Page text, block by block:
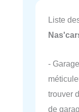
Liste
-
trouver
de